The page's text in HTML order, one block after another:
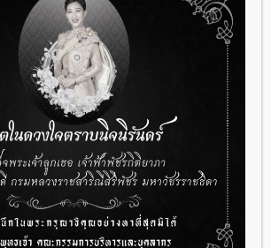
ะ นักวิจัย ที่ต้องการขึ้นทะเบียนเครื่องมือแพทย์
แพทย์ เปิดรับฟังความคิดเห็นหลักการยกร่าง
บ ผ่านระบบกลางทางกฎหมาย